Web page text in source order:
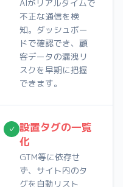
AIがリアルタイムで
不正な通信を検
知。ダッシュボー
ドで確認でき、顧
客データの漏洩リ
スクを早期に把握
できます。
✓ 設置タグの一覧
化
GTM等に依存せ
ず、サイト内のタ
グを自動リスト